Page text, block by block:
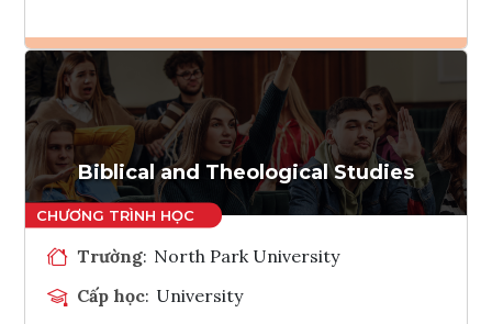
Ghi danh
Tham vấn Interlink
Biblical and Theological Studies
Trường: North Park University
Cấp học: University